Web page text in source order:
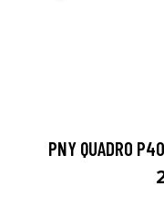
PNY QUADRO